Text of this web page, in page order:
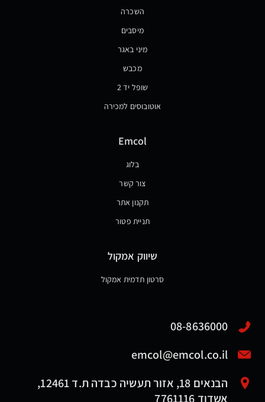
השכרה
מיסבים
מיני באגר
מכבש
שופל יד 2
אוטובוסים למכירה
Emcol
בלוג
צור קשר
תקנון אתר
תניית פטור
שיווק אמקול
סרטון תדמית אמקול
08-8636000
emcol@emcol.co.il
הבנאים 18, אזור תעשיה כבדה ת.ד 12461,
אשדוד 7761116